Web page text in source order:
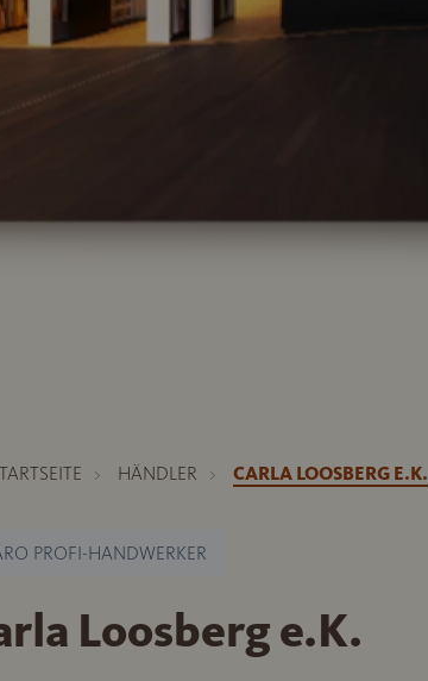
HÄNDLER CARLA LOOSBERG E.K.
PROFI-HANDWERKER
Loosberg e.K.